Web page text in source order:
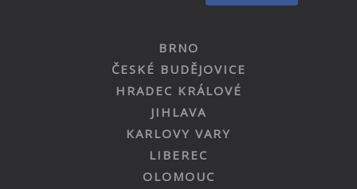
BRNO
ČESKÉ BUDĚJOVICE
HRADEC KRÁLOVÉ
JIHLAVA
KARLOVY VARY
LIBEREC
OLOMOUC